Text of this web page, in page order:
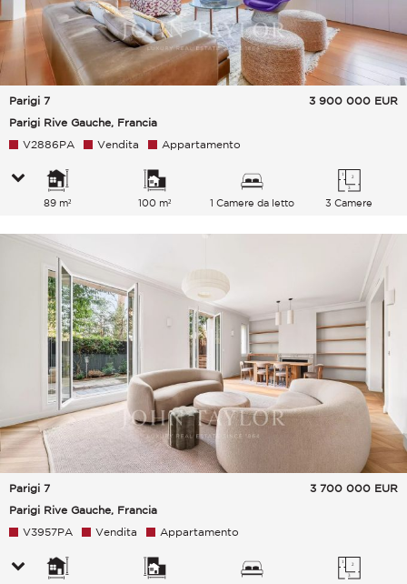
Parigi 7
Parigi Rive Gauche, Francia
3 900 000 EUR
V2886PA Vendita Appartamento
89 m² 100 m² 1 Camere da letto 3 Camere
Parigi 7
Parigi Rive Gauche, Francia
3 700 000 EUR
V3957PA Vendita Appartamento